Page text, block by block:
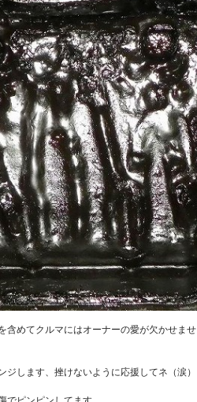
含めてクルマにはオーナーの愛が欠かせませ
します、挫けないように応援してネ（涙）